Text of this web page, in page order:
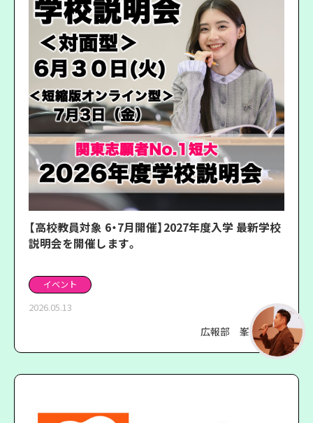
【高校教員対象 6・7月開催】2027年度入学 最新学校
説明会を開催します。
イベント
2026.05.13
広報部 峯